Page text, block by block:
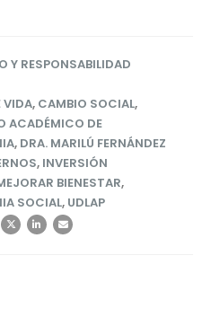
Y RESPONSABILIDAD
VIDA, CAMBIO SOCIAL,
ACADÉMICO DE
, DRA. MARILÚ FERNÁNDEZ
, INVERSIÓN
BIENESTAR,
SOCIAL, UDLAP